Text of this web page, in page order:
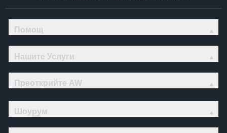
Помощ
Нашите Услуги
Преоткрийте AW
Шоурум